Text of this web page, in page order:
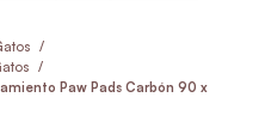
Paw Pads Carbón 90 x